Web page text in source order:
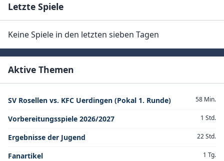
Letzte Spiele
Keine Spiele in den letzten sieben Tagen
Aktive Themen
SV Rosellen vs. KFC Uerdingen (Pokal 1. Runde) 58 Min.
Vorbereitungsspiele 2026/2027 1 Std.
Ergebnisse der Jugend 22 Std.
Fanartikel 1 Tg.